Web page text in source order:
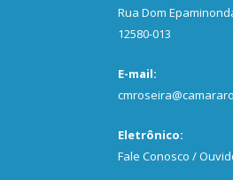
Rua Dom
12580-013
E-mail:
Eletrônico:
Fale Conosco /